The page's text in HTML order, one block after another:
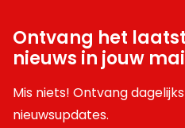
Ontvang het
nieuws in jouw
Mis niets! Ontvang
nieuwsupdates.